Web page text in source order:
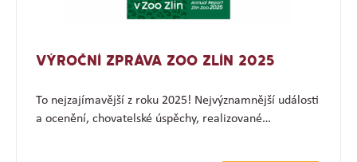
VÝROČNÍ ZPRÁVA ZOO ZLÍN 2025
To nejzajímavější z roku 2025! Nejvýznamnější události
a ocenění, chovatelské úspěchy, realizované…